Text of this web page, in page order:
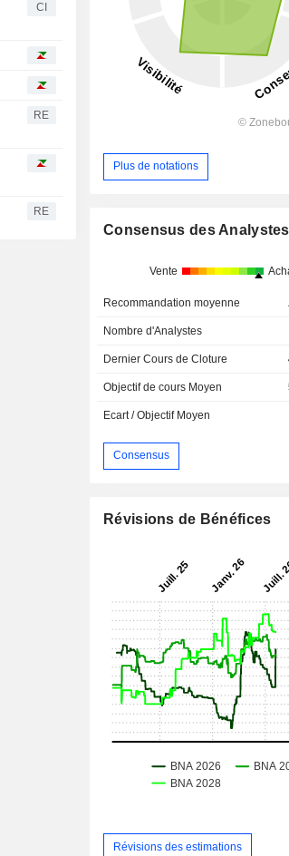
CI
RE
RE
Plus de notations
Consensus des Analystes
Vente
Recommandation moyenne
Nombre d'Analystes
Dernier Cours de Cloture
Objectif de cours Moyen
Ecart / Objectif Moyen
Consensus
Révisions de Bénéfices
Révisions des estimations